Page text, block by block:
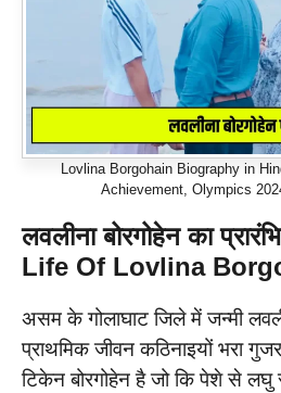
Lovlina Borgohain Biography in
Achievement, Olympics
लवलीना बोरगोहेन का
Life Of Lovlina
असम के गोलाघाट जिले में जन्मी
प्राथमिक जीवन कठिनाइयों भरा
टिकेन बोरगोहेन है जो कि पेशे से लघु